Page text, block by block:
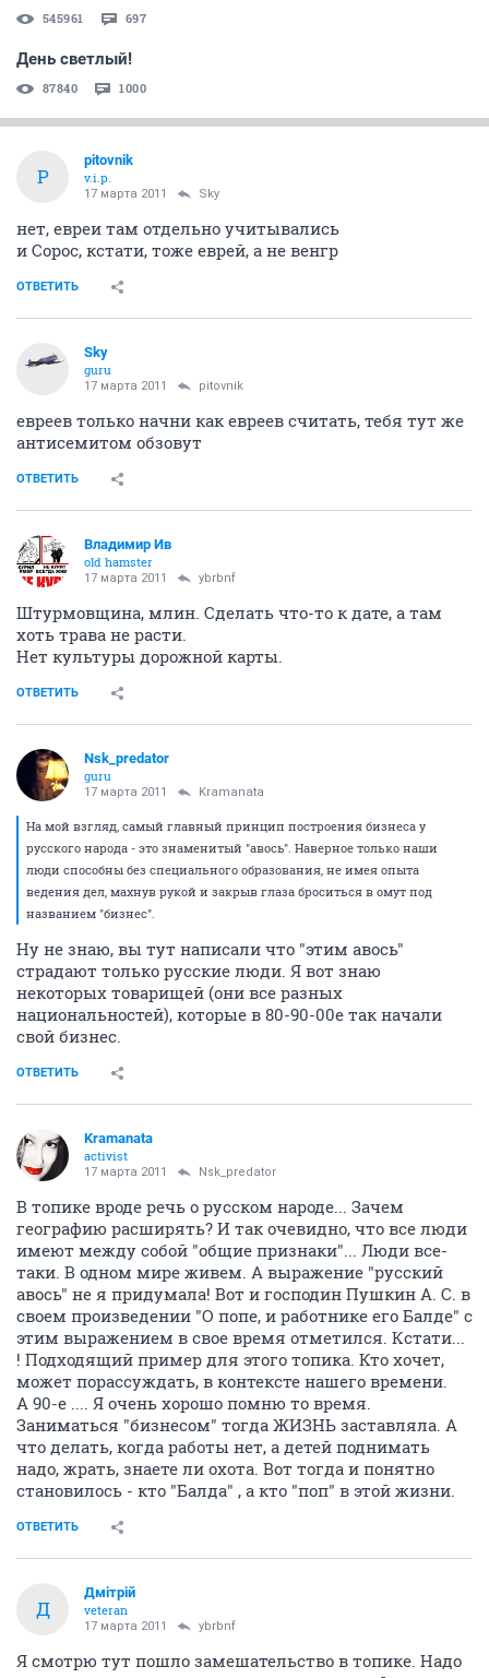
545961 697
День светлый!
87840 1000
P
pitovnik
v.i.p.
17 марта 2011 Sky
нет, евреи там отдельно учитывались
и Сорос, кстати, тоже еврей, а не венгр
ОТВЕТИТЬ
Sky
guru
17 марта 2011 pitovnik
евреев только начни как евреев считать, тебя тут же
антисемитом обзовут
ОТВЕТИТЬ
Владимир Ив
old hamster
17 марта 2011 ybrbnf
Штурмовщина, млин. Сделать что-то к дате, а там
хоть трава не расти.
Нет культуры дорожной карты.
ОТВЕТИТЬ
Nsk_predator
guru
17 марта 2011 Kramanata
На мой взгляд, самый главный принцип построения бизнеса у
русского народа - это знаменитый "авось". Наверное только наши
люди способны без специального образования, не имея опыта
ведения дел, махнув рукой и закрыв глаза броситься в омут под
названием "бизнес".
Ну не знаю, вы тут написали что "этим авось"
страдают только русские люди. Я вот знаю
некоторых товарищей (они все разных
национальностей), которые в 80-90-00е так начали
свой бизнес.
ОТВЕТИТЬ
Kramanata
activist
17 марта 2011 Nsk_predator
В топике вроде речь о русском народе... Зачем
географию расширять? И так очевидно, что все люди
имеют между собой "общие признаки"... Люди все-
таки. В одном мире живем. А выражение "русский
авось" не я придумала! Вот и господин Пушкин А. С. в
своем произведении "О попе, и работнике его Балде" с
этим выражением в свое время отметился. Кстати...
! Подходящий пример для этого топика. Кто хочет,
может порассуждать, в контексте нашего времени.
А 90-е .... Я очень хорошо помню то время.
Заниматься "бизнесом" тогда ЖИЗНЬ заставляла. А
что делать, когда работы нет, а детей поднимать
надо, жрать, знаете ли охота. Вот тогда и понятно
становилось - кто "Балда" , а кто "поп" в этой жизни.
ОТВЕТИТЬ
Д
Дмiтрiй
veteran
17 марта 2011 ybrbnf
Я смотрю тут пошло замешательство в топике. Надо